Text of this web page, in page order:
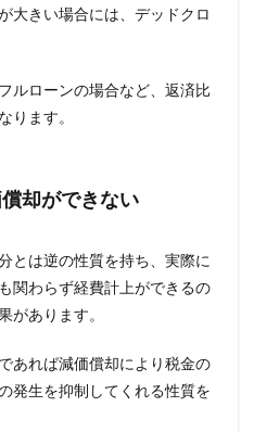
大きい場合には、デッドクロ
ルローンの場合など、返済比
ります。
却ができない
とは逆の性質を持ち、実際に
関わらず経費計上ができるの
があります。
あれば減価償却により税金の
発生を抑制してくれる性質を